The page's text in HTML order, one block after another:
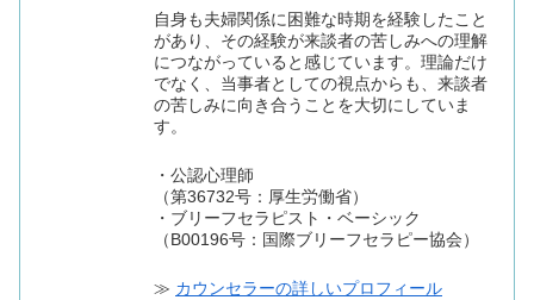
自身も夫婦関係に困難な時期を経験したこと
があり、その経験が来談者の苦しみへの理解
につながっていると感じています。理論だけ
でなく、当事者としての視点からも、来談者
の苦しみに向き合うことを大切にしていま
す。
・公認心理師
（第36732号：厚生労働省）
・ブリーフセラピスト・ベーシック
（B00196号：国際ブリーフセラピー協会）
≫ カウンセラーの詳しいプロフィール